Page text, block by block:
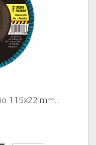
115x22 mm....